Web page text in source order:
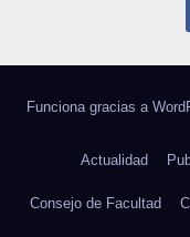
Funciona gracias a
Actualidad
Consejo de Facultad